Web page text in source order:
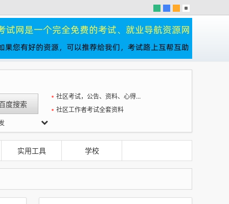
技
社区考试，公告、资料、心得一站全
社区工作者考试全套资料
实用工具 学校